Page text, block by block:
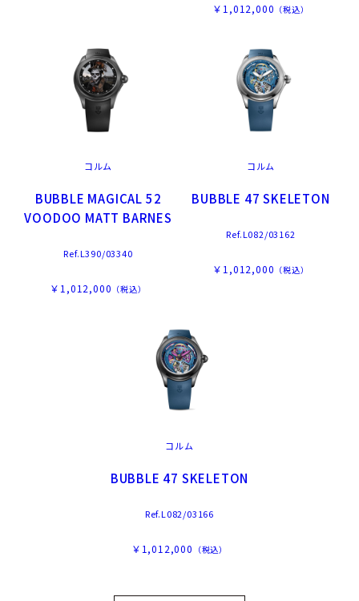
￥1,012,000 （税込）
コルム
BUBBLE MAGICAL 52
VOODOO MATT BARNES
Ref.L390/03340
￥1,012,000 （税込）
コルム
BUBBLE 47 SKELETON
Ref.L082/03162
￥1,012,000 （税込）
コルム
BUBBLE 47 SKELETON
Ref.L082/03166
￥1,012,000 （税込）